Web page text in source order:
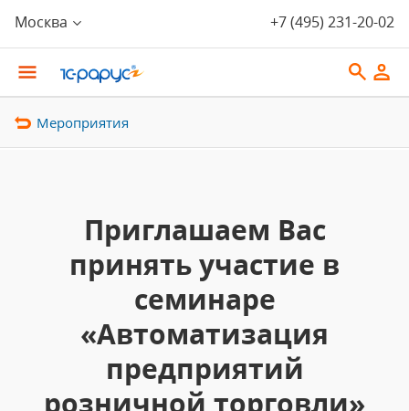
Москва +7 (495) 231-20-02
Мероприятия
Приглашаем Вас
принять участие в
семинаре
«Автоматизация
предприятий
розничной торговли»